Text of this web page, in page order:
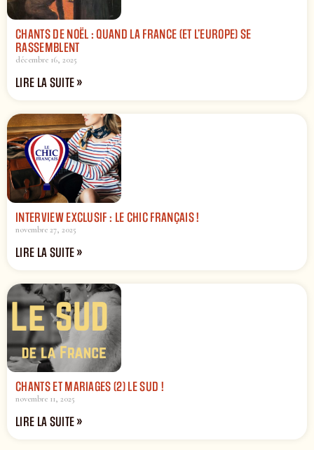
CHANTS DE NOËL : QUAND LA FRANCE (ET L’EUROPE) SE
RASSEMBLENT
décembre 16, 2025
LIRE LA SUITE »
INTERVIEW EXCLUSIF : LE CHIC FRANÇAIS !
novembre 27, 2025
LIRE LA SUITE »
CHANTS ET MARIAGES (2) LE SUD !
novembre 11, 2025
LIRE LA SUITE »